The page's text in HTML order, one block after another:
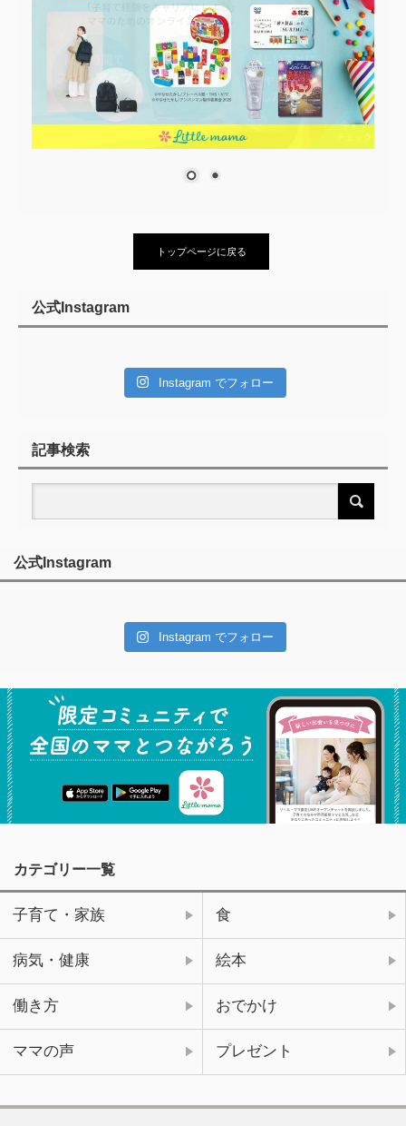
トップページに戻る
公式Instagram
Instagram でフォロー
記事検索
公式Instagram
Instagram でフォロー
カテゴリー一覧
子育て・家族 食
病気・健康 絵本
働き方 おでかけ
ママの声 プレゼント